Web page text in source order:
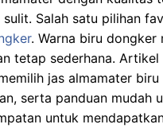
Salah satu pilihan
. Warna biru dongker
tetap sederhana.
jas almamater
serta panduan mudah
untuk